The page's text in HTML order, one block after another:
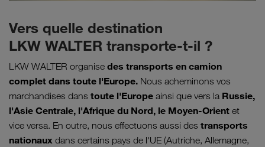
Vers quelle destination
LKW WALTER transporte-t-il ?
LKW WALTER organise des transports en camion
complet dans toute l'Europe. Nous acheminons vos
marchandises dans toute l'Europe ainsi que vers la Russie,
l'Asie Centrale, l'Afrique du Nord, le Moyen-Orient et
vice versa. En outre, nous effectuons aussi des transports
nationaux dans certains pays de l'UE (Autriche, Allemagne,